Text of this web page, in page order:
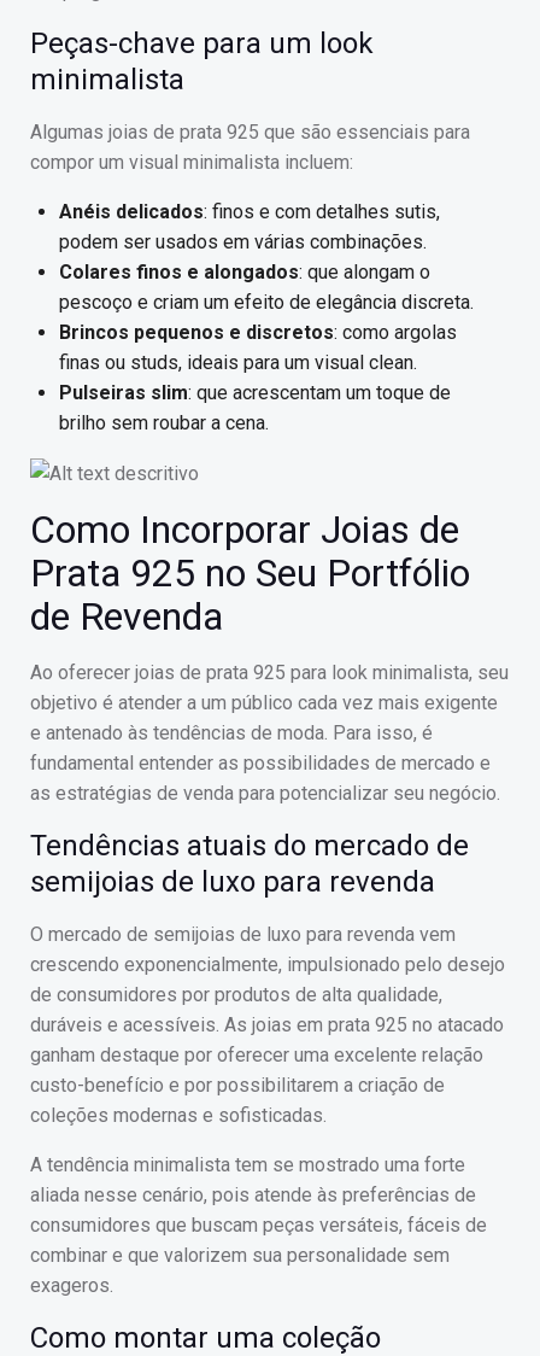
Peças-chave para um look
minimalista
Algumas joias de prata 925 que são essenciais para
compor um visual minimalista incluem:
Anéis delicados: finos e com detalhes sutis,
podem ser usados em várias combinações.
Colares finos e alongados: que alongam o
pescoço e criam um efeito de elegância discreta.
Brincos pequenos e discretos: como argolas
finas ou studs, ideais para um visual clean.
Pulseiras slim: que acrescentam um toque de
brilho sem roubar a cena.
Como Incorporar Joias de
Prata 925 no Seu Portfólio
de Revenda
Ao oferecer joias de prata 925 para look minimalista, seu
objetivo é atender a um público cada vez mais exigente
e antenado às tendências de moda. Para isso, é
fundamental entender as possibilidades de mercado e
as estratégias de venda para potencializar seu negócio.
Tendências atuais do mercado de
semijoias de luxo para revenda
O mercado de semijoias de luxo para revenda vem
crescendo exponencialmente, impulsionado pelo desejo
de consumidores por produtos de alta qualidade,
duráveis e acessíveis. As joias em prata 925 no atacado
ganham destaque por oferecer uma excelente relação
custo-benefício e por possibilitarem a criação de
coleções modernas e sofisticadas.
A tendência minimalista tem se mostrado uma forte
aliada nesse cenário, pois atende às preferências de
consumidores que buscam peças versáteis, fáceis de
combinar e que valorizem sua personalidade sem
exageros.
Como montar uma coleção